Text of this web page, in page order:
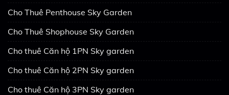
Cho Thuê Penthouse Sky Garden
Cho Thuê Shophouse Sky Garden
Cho thuê Căn hộ 1PN Sky garden
Cho thuê Căn hộ 2PN Sky garden
Cho thuê Căn hộ 3PN Sky garden